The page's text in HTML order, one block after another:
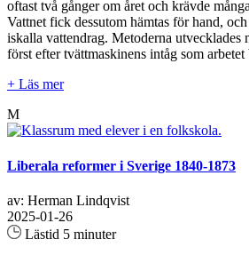
oftast två gånger om året och krävde
Vattnet fick dessutom hämtas för hand,
iskalla vattendrag. Metoderna utvecklades
först efter tvättmaskinens intåg som arbetet
+ Läs mer
M
Liberala reformer i Sverige 1840-1873
av: Herman Lindqvist
2025-01-26
Lästid 5 minuter